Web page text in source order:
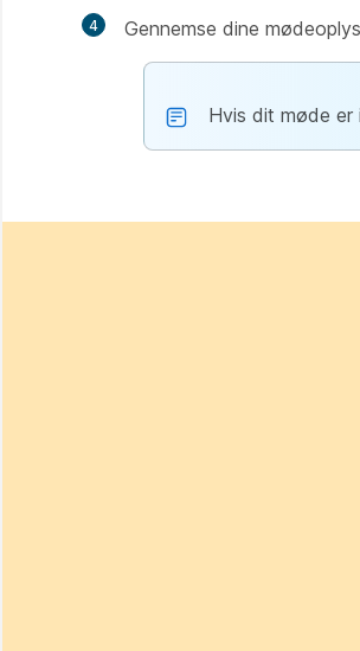
4 Gennemse dine
Hvis dit møde